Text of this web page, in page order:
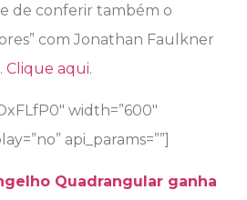
de conferir também o
com Jonathan Faulkner
Clique aqui.
width=”600″
api_params=””]
Quadrangular ganha